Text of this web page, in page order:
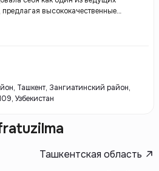
высококачественные
подходы к проектированию.
так и международным стандартам.
Ташкент, Зангиатинский район,
Узбекистан
Ташкентская область